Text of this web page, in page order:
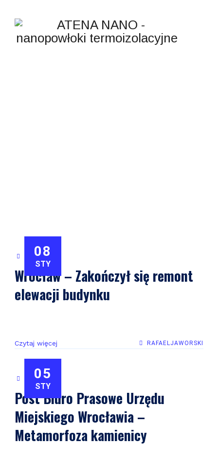
08
STY
WROCŁAW
Wrocław – Zakończył się remont
elewacji budynku
Czytaj więcej RAFAELJAWORSKI
05
STY
WROCŁAW
Post Biuro Prasowe Urzędu
Miejskiego Wrocławia –
Metamorfoza kamienicy